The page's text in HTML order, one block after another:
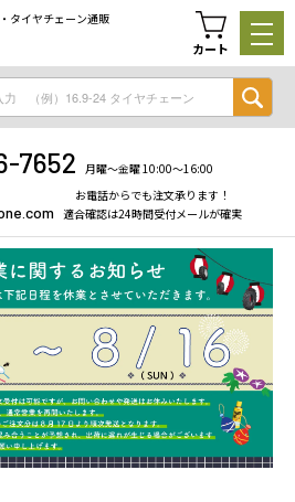
タイヤチェーン通販
カート
7652 月曜〜金曜 10:00〜16:00
お電話からでも注文承ります！
適合確認は24時間受付メールが確実